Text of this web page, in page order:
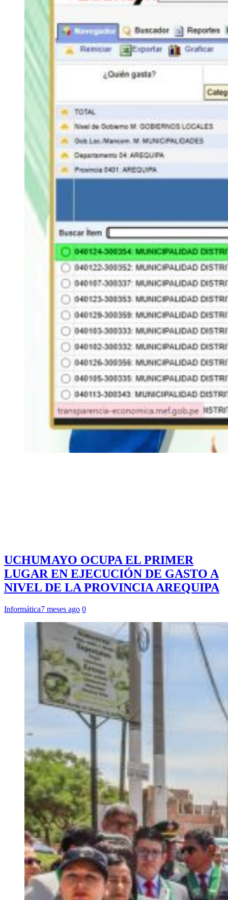
UCHUMAYO OCUPA EL PRIMER
LUGAR EN EJECUCIÓN DE GASTO A
NIVEL DE LA PROVINCIA AREQUIPA
Informática7 meses ago 0